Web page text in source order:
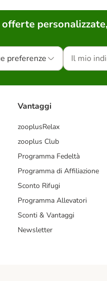
preferenze
Vantaggi
zooplusRelax
zooplus Club
Programma Fedeltà
Programma di Affiliazione
Sconto Rifugi
Programma Allevatori
Sconti & Vantaggi
Newsletter